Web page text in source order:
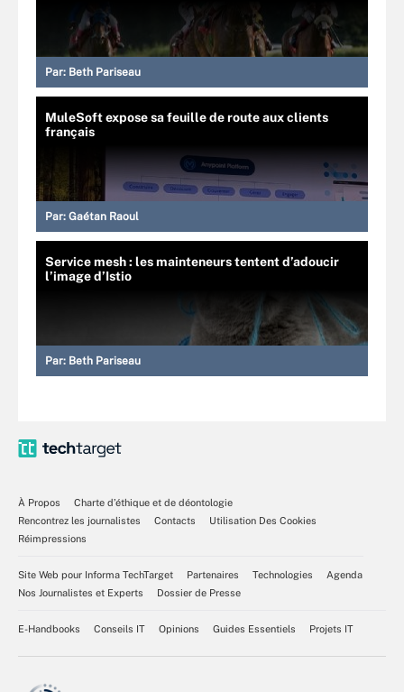
Par: Beth Pariseau
MuleSoft expose sa feuille de route aux clients
français
Par: Gaétan Raoul
Service mesh : les mainteneurs tentent d’adoucir
l’image d’Istio
Par: Beth Pariseau
À Propos
Charte d’éthique et de déontologie
Rencontrez les journalistes
Contacts
Utilisation Des Cookies
Réimpressions
Site Web pour Informa TechTarget Partenaires Technologies
Agenda
Nos Journalistes et Experts
Dossier de Presse
E-Handbooks Conseils IT Opinions Guides Essentiels Projets IT